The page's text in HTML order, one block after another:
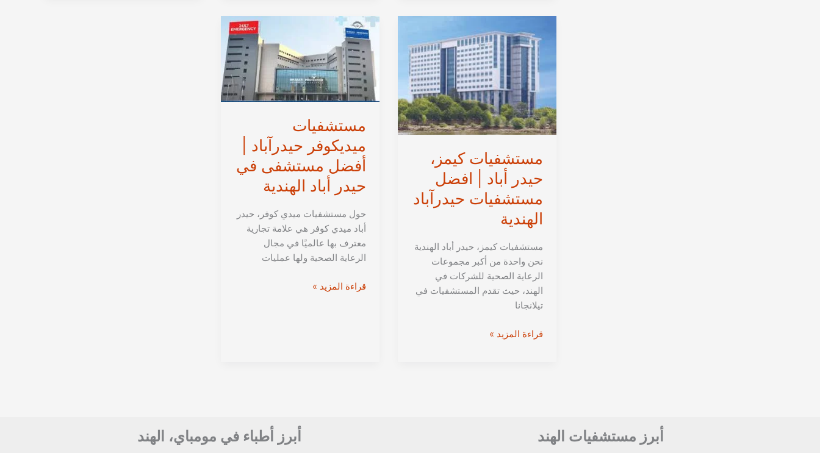
أفضل
مستشفيات
الهند
مستشفيات كيمز،
حيدر أباد | افضل
مستشفيات حيدرآباد
الهندية
مستشفيات كيمز، حيدر أباد الهندية
نحن واحدة من أكبر مجموعات
الرعاية الصحية للشركات في
الهند، حيث تقدم المستشفيات في
تيلانجانا
مستشفيات
حيدرآباد
قراءة المزيد »
مستشفيات
ميديكوفر حيدرآباد |
أفضل مستشفى في
حيدر أباد الهندية
حول مستشفيات ميدي كوفر، حيدر
أباد ميدي كوفر هي علامة تجارية
معترف بها عالميًا في مجال
الرعاية الصحية ولها عمليات
مستشفيات
قراءة المزيد »
أبرز مستشفيات الهند أبرز أطباء في مومباي، الهند